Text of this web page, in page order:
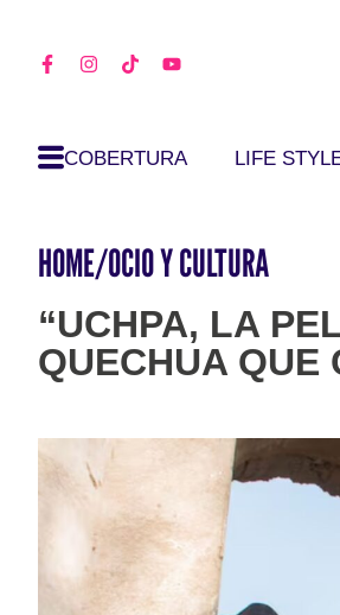
COBERTURA LIFE
HOME/OCIO Y CULTURA
“UCHPA, LA
QUECHUA QUE